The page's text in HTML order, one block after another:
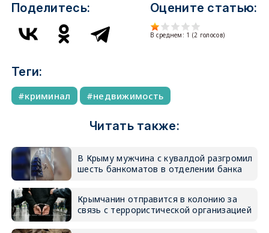
Поделитесь: Оцените статью:
В среднем: 1 (2 голосов)
Теги:
криминал недвижимость
Читать также:
В Крыму мужчина с кувалдой разгромил
шесть банкоматов в отделении банка
Крымчанин отправится в колонию за
связь с террористической организацией